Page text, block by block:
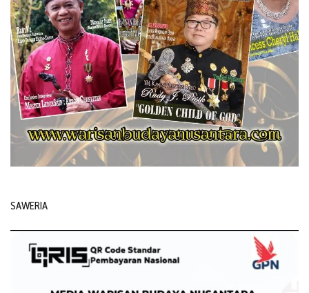
SAWERIA